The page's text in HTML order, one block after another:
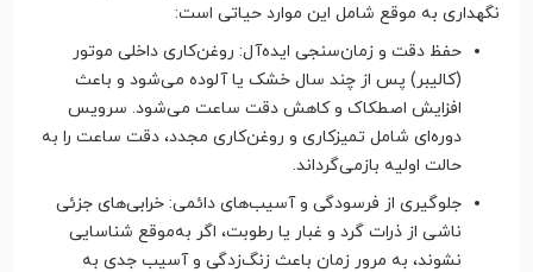
نگهداری به موقع شامل این موارد حیاتی است:
حفظ دقت و زمان‌سنجی ایده‌آل: روغن‌کاری داخلی موتور
(کالیبر) پس از چند سال خشک یا آلوده می‌شود و باعث
افزایش اصطکاک و کاهش دقت ساعت می‌شود. سرویس
دوره‌ای شامل تمیزکاری و روغن‌کاری مجدد، دقت ساعت را به
حالت اولیه بازمی‌گرداند.
جلوگیری از فرسودگی و آسیب‌های دائمی: خرابی‌های جزئی
ناشی از ذرات گرد و غبار یا رطوبت، اگر به‌موقع شناسایی
نشوند، به مرور زمان باعث زنگ‌زدگی و آسیب جدی به